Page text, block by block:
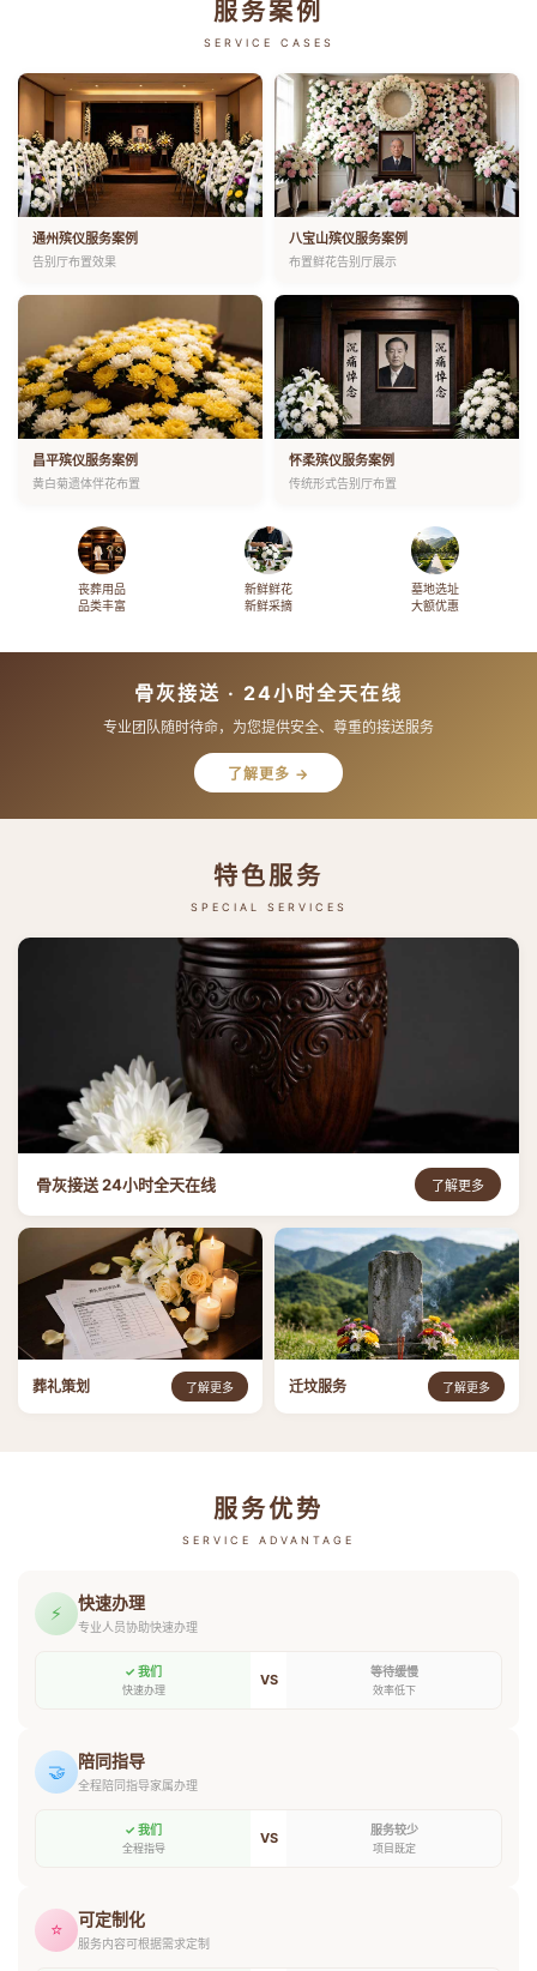
服务案例
SERVICE CASES
通州殡仪服务案例
告别厅布置效果
八宝山殡仪服务案例
布置鲜花告别厅展示
昌平殡仪服务案例
黄白菊遗体伴花布置
怀柔殡仪服务案例
传统形式告别厅布置
丧葬用品
品类丰富
新鲜鲜花
新鲜采摘
墓地选址
大额优惠
骨灰接送 · 24小时全天在线
专业团队随时待命，为您提供安全、尊重的接送服务
了解更多 →
特色服务
SPECIAL SERVICES
骨灰接送 24小时全天在线 了解更多
葬礼策划 了解更多 迁坟服务 了解更多
服务优势
SERVICE ADVANTAGE
⚡ 快速办理
专业人员协助快速办理
✓ 我们
快速办理
VS 等待缓慢
效率低下
🤝 陪同指导
全程陪同指导家属办理
✓ 我们
全程指导
VS 服务较少
项目既定
⭐ 可定制化
服务内容可根据需求定制